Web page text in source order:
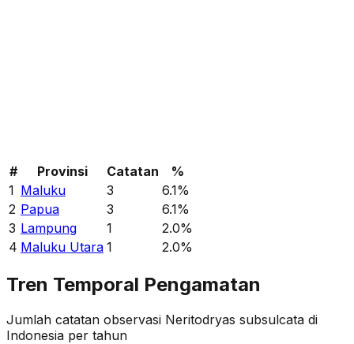
# Provinsi Catatan
%
1 Maluku 3 6.1%
2 Papua 3 6.1%
3 Lampung 1 2.0%
4 Maluku Utara 1 2.0%
Tren Temporal Pengamatan
Jumlah catatan observasi Neritodryas subsulcata di
Indonesia per tahun